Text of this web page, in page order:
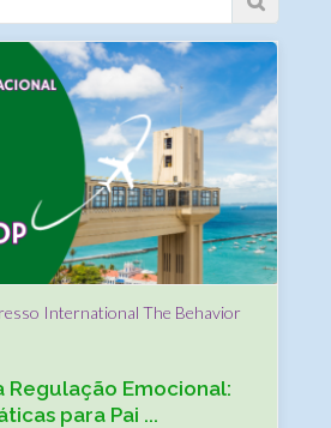
International The Behavior
Regulação Emocional:
para Pai ...